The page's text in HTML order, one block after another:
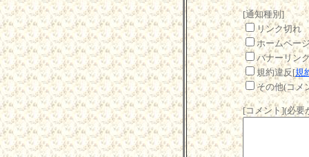
[通知種別]
リンク切れ
ホームペー
バナーリン
規約違反[規
その他(コメ
[コメント](必要